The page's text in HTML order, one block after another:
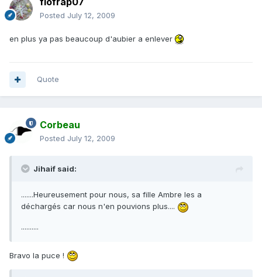
Posted July 12, 2009
en plus ya pas beaucoup d'aubier a enlever
Quote
Corbeau
Posted July 12, 2009
Jihaif said:
.......Heureusement pour nous, sa fille Ambre les a
déchargés car nous n'en pouvions plus....
..........
Bravo la puce !